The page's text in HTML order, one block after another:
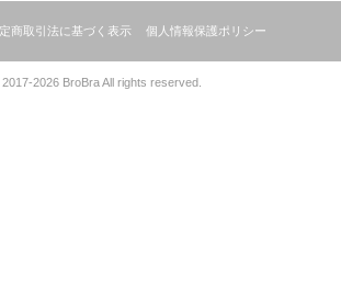
商取引法に基づく表示 個人情報保護ポリシー
2026 BroBra All rights reserved.